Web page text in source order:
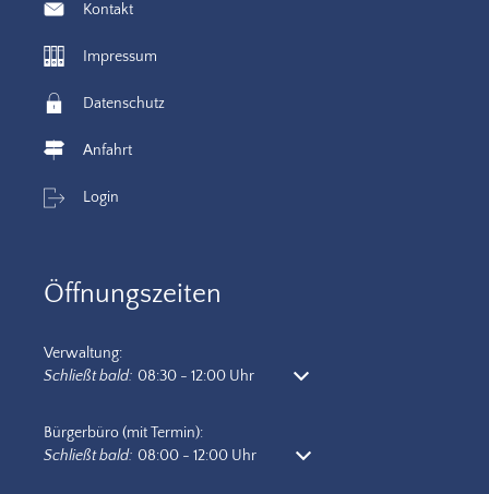
Kontakt
Impressum
Datenschutz
Anfahrt
Login
Öffnungszeiten
Verwaltung:
Klicken, um weitere Öffnungs- oder Schließzeiten auszublenden
Schließt bald: 08:30 - 12:00 Uhr Von 08:30 bis 12:00 Uhr
Bürgerbüro (mit Termin):
Klicken, um weitere Öffnungs- oder Schließzeiten auszublenden
Schließt bald: 08:00 - 12:00 Uhr Von 08:00 bis 12:00 Uhr